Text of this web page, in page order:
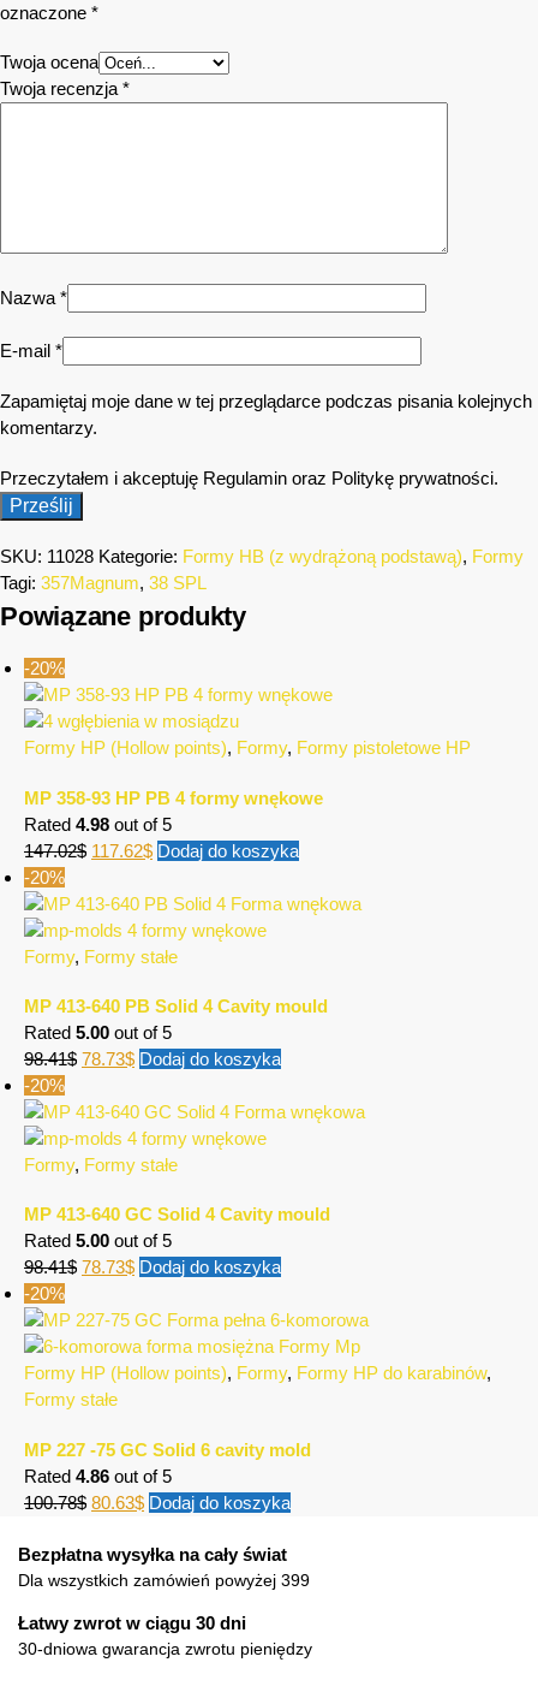
oznaczone *
Twoja ocena
Twoja recenzja *
Nazwa*
E-mail *
Zapamiętaj moje dane w tej przeglądarce podczas pisania kolejnych
komentarzy.
Przeczytałem i akceptuję Regulamin oraz Politykę prywatności.
SKU: 11028 Kategorie: Formy HB (z wydrążoną podstawą), Formy
Tagi: 357Magnum, 38 SPL
Powiązane produkty
-20%
Formy HP (Hollow points), Formy, Formy pistoletowe HP
MP 358-93 HP PB 4 formy wnękowe
Rated 4.98 out of 5
147.02$ 117.62$ Dodaj do koszyka
-20%
Formy, Formy stałe
MP 413-640 PB Solid 4 Cavity mould
Rated 5.00 out of 5
98.41$ 78.73$ Dodaj do koszyka
-20%
Formy, Formy stałe
MP 413-640 GC Solid 4 Cavity mould
Rated 5.00 out of 5
98.41$ 78.73$ Dodaj do koszyka
-20%
Formy HP (Hollow points), Formy, Formy HP do karabinów,
Formy stałe
MP 227 -75 GC Solid 6 cavity mold
Rated 4.86 out of 5
100.78$ 80.63$ Dodaj do koszyka
Bezpłatna wysyłka na cały świat
Dla wszystkich zamówień powyżej 399
Łatwy zwrot w ciągu 30 dni
30-dniowa gwarancja zwrotu pieniędzy